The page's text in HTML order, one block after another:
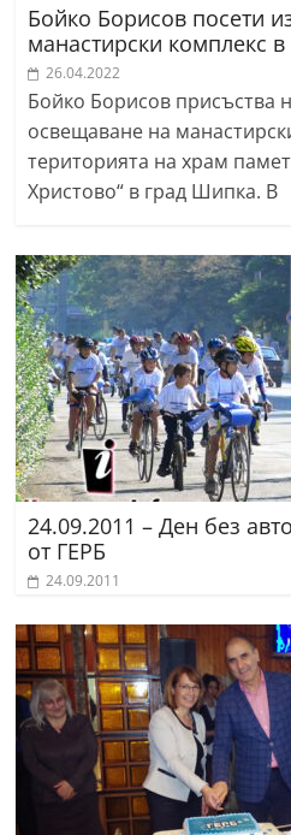
Бойко Борисов посети
манастирски комплекс
26.04.2022
Бойко Борисов присъства
освещаване на
територията на храм
Христово“ в град Шипка. В
24.09.2011 – Ден без
от ГЕРБ
24.09.2011